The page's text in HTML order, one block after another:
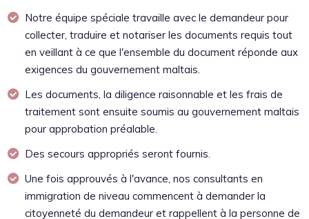
Notre équipe spéciale travaille avec le demandeur pour
collecter, traduire et notariser les documents requis tout
en veillant à ce que l'ensemble du document réponde aux
exigences du gouvernement maltais.
Les documents, la diligence raisonnable et les frais de
traitement sont ensuite soumis au gouvernement maltais
pour approbation préalable.
Des secours appropriés seront fournis.
Une fois approuvés à l'avance, nos consultants en
immigration de niveau commencent à demander la
citoyenneté du demandeur et rappellent à la personne de